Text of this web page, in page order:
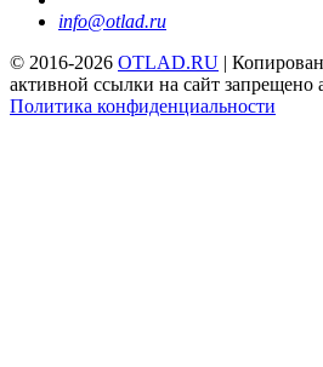
info@otlad.ru
© 2016-2026 OTLAD.RU |
активной ссылки на сайт запрещено
Политика конфиденциальности